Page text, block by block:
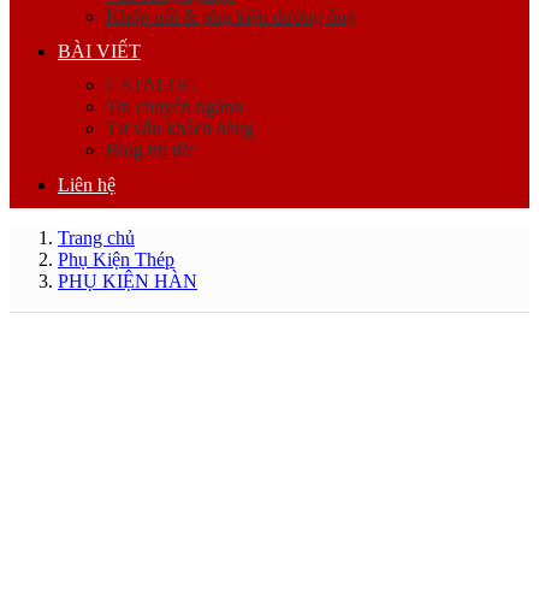
Khớp nối & phụ kiện đường ống
BÀI VIẾT
CATALOG
Tin chuyên ngành
Tư vấn khách hàng
Blog tin tức
Liên hệ
Trang chủ
Phụ Kiện Thép
PHỤ KIỆN HÀN